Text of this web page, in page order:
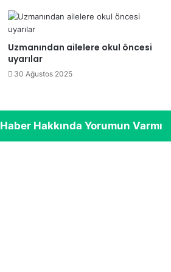
Uzmanından ailelere okul öncesi
uyarılar
30 Ağustos 2025
Haber Hakkında Yorumun Varmı